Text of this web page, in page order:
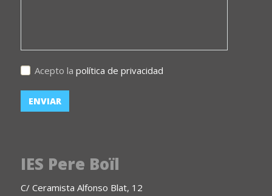
Acepto la política de privacidad
IES Pere Boïl
C/ Ceramista Alfonso Blat, 12